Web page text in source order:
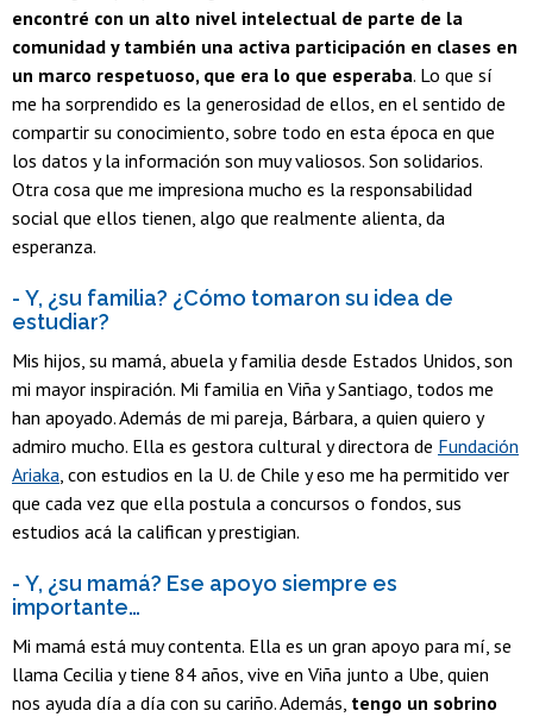
encontré con un alto nivel intelectual de parte de la
comunidad y también una activa participación en clases en
un marco respetuoso, que era lo que esperaba. Lo que sí
me ha sorprendido es la generosidad de ellos, en el sentido de
compartir su conocimiento, sobre todo en esta época en que
los datos y la información son muy valiosos. Son solidarios.
Otra cosa que me impresiona mucho es la responsabilidad
social que ellos tienen, algo que realmente alienta, da
esperanza.
- Y, ¿su familia? ¿Cómo tomaron su idea de
estudiar?
Mis hijos, su mamá, abuela y familia desde Estados Unidos, son
mi mayor inspiración. Mi familia en Viña y Santiago, todos me
han apoyado. Además de mi pareja, Bárbara, a quien quiero y
admiro mucho. Ella es gestora cultural y directora de Fundación
Ariaka, con estudios en la U. de Chile y eso me ha permitido ver
que cada vez que ella postula a concursos o fondos, sus
estudios acá la califican y prestigian.
- Y, ¿su mamá? Ese apoyo siempre es
importante…
Mi mamá está muy contenta. Ella es un gran apoyo para mí, se
llama Cecilia y tiene 84 años, vive en Viña junto a Ube, quien
nos ayuda día a día con su cariño. Además, tengo un sobrino